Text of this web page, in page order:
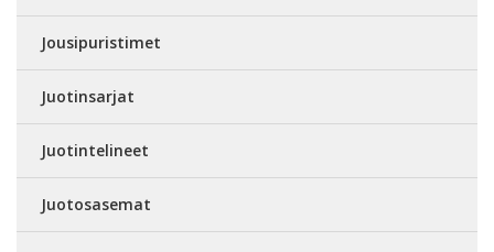
Jousipuristimet
Juotinsarjat
Juotintelineet
Juotosasemat